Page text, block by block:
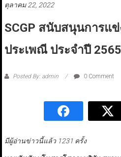
ตุลาคม 22, 2022
SCGP สนับสนุนการแข่
ประเพณี ประจำปี 2565
Posted By: admin 0 Comment
มีผู้อ่านข่าวนี้แล้ว 1231 ครั้ง